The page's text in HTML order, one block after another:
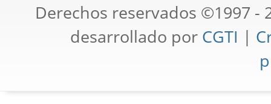
Derechos reservados ©1997 -
desarrollado por CGTI |